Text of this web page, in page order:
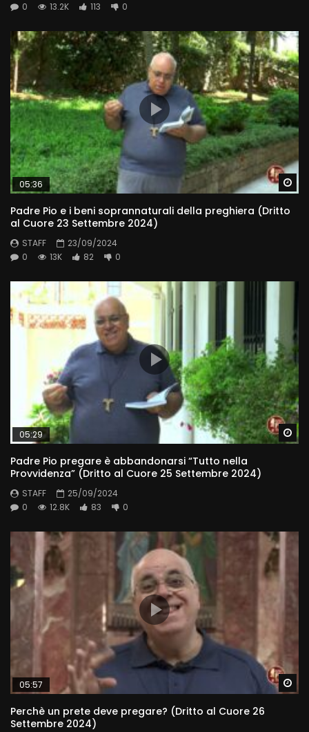
0
13.2K 113 0
05:36
Padre Pio e i beni soprannaturali della preghiera (Dritto
al Cuore 23 Settembre 2024)
STAFF
23/09/2024
0
13K 82 0
05:29
Padre Pio pregare è abbandonarsi “Tutto nella
Provvidenza” (Dritto al Cuore 25 Settembre 2024)
STAFF
25/09/2024
0
12.8K 83 0
05:57
Perchè un prete deve pregare? (Dritto al Cuore 26
Settembre 2024)